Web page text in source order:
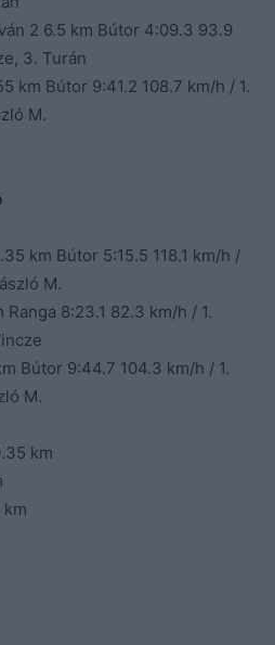
2 6.5 km Bútor 4:09.3 93.9
3. Turán
km Bútor 9:41.2 108.7 km/h / 1.
M.
km Bútor 5:15.5 118.1 km/h /
M.
Ranga 8:23.1 82.3 km/h / 1.
Bútor 9:44.7 104.3 km/h / 1.
M.
km
km